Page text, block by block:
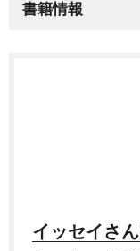
書籍情報
イッセイさ